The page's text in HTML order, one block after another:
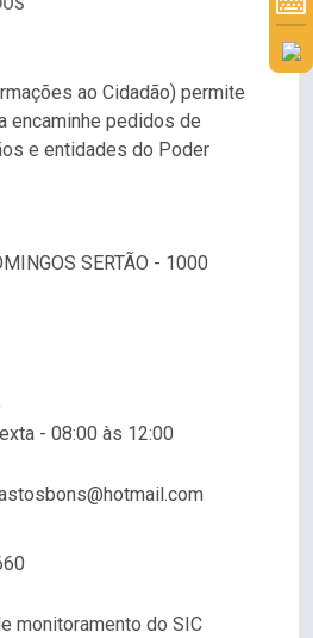
ao Cidadão) permite
encaminhe pedidos de
e entidades do Poder
SERTÃO - 1000
- 08:00 às 12:00
monitoramento do SIC